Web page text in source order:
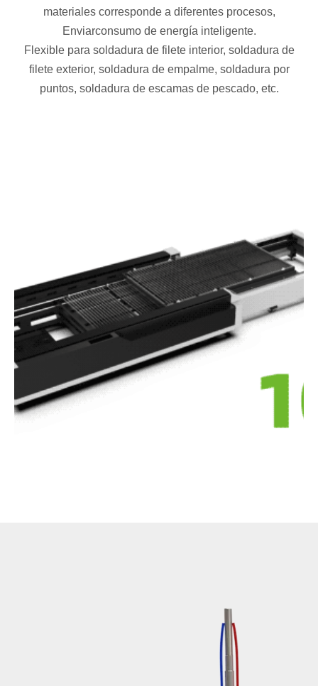
materiales corresponde a diferentes procesos,
Enviarconsumo de energía inteligente.
Flexible para soldadura de filete interior, soldadura de
filete exterior, soldadura de empalme, soldadura por
puntos, soldadura de escamas de pescado, etc.